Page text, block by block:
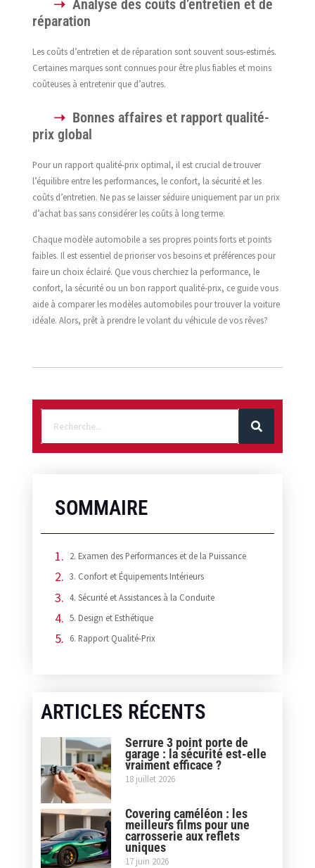
SOMMAIRE
2. Examen des Performances et de la Puissance
3. Confort et Équipements Intérieurs
4. Sécurité et Assistances à la Conduite
5. Design et Esthétique
6. Rapport Qualité-Prix
ARTICLES RÉCENTS
Serrure 3 point porte de
garage : la sécurité est-elle
vraiment efficace ?
18 juillet 2026
Covering caméléon : les
meilleurs films pour une
carrosserie aux reflets
uniques
17 juin 2026
Analyse des coûts d’entretien et de
réparation
Les coûts d’entretien et de réparation sont souvent sous-estimés.
Certaines marques sont connues pour être plus fiables et moins
coûteuses à entretenir que d’autres.
Bonnes affaires et rapport qualité-
prix global
Pour un rapport qualité-prix optimal, il est crucial de trouver
l’équilibre entre les performances, le confort, la sécurité et les
coûts d’entretien. Ne pas se laisser séduire uniquement par un prix
d’achat bas sans considérer les coûts à long terme.
Chaque modèle automobile a ses propres points forts et points
faibles. Il est essentiel de prioriser vos besoins et préférences pour
faire un choix éclairé. Que vous cherchiez la performance, le
confort, la sécurité ou un bon rapport qualité-prix, ce guide vous
aide à comparer les modèles automobiles pour trouver la voiture
idéale. Alors, prêt à prendre le volant du véhicule de vos rêves?